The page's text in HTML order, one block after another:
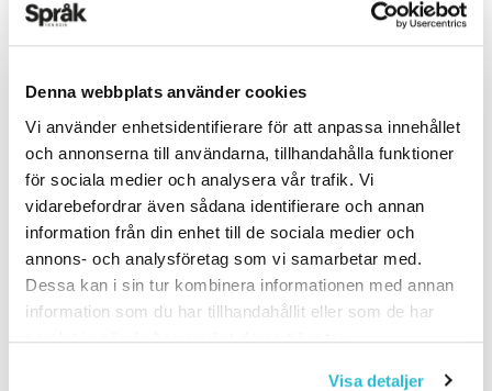
Denna webbplats använder cookies
Vi använder enhetsidentifierare för att anpassa innehållet
och annonserna till användarna, tillhandahålla funktioner
för sociala medier och analysera vår trafik. Vi
vidarebefordrar även sådana identifierare och annan
information från din enhet till de sociala medier och
annons- och analysföretag som vi samarbetar med.
Dessa kan i sin tur kombinera informationen med annan
information som du har tillhandahållit eller som de har
samlat in när du har använt deras tjänster.
Visa detaljer
PUBLICERAD 2026-06-13